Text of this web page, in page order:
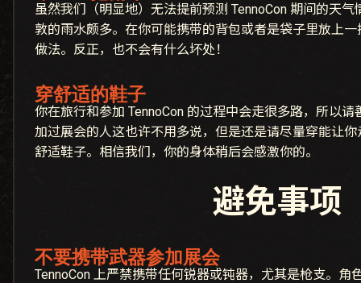
虽然我们（明显地）无法提前预测 TennoCon 期间的天
敦的雨水颇多。在你可能携带的背包或者是袋子里放上
做法。反正，也不会有什么坏处！
穿舒适的鞋子
你在旅行和参加 TennoCon 的过程中会走很多路，所以
加过展会的人这也许不用多说，但是还是请尽量穿能让
舒适鞋子。相信我们，你的身体稍后会感激你的。
避免事项
不要携带武器参加展会
TennoCon 上严禁携带任何锐器或钝器，尤其是枪支。角